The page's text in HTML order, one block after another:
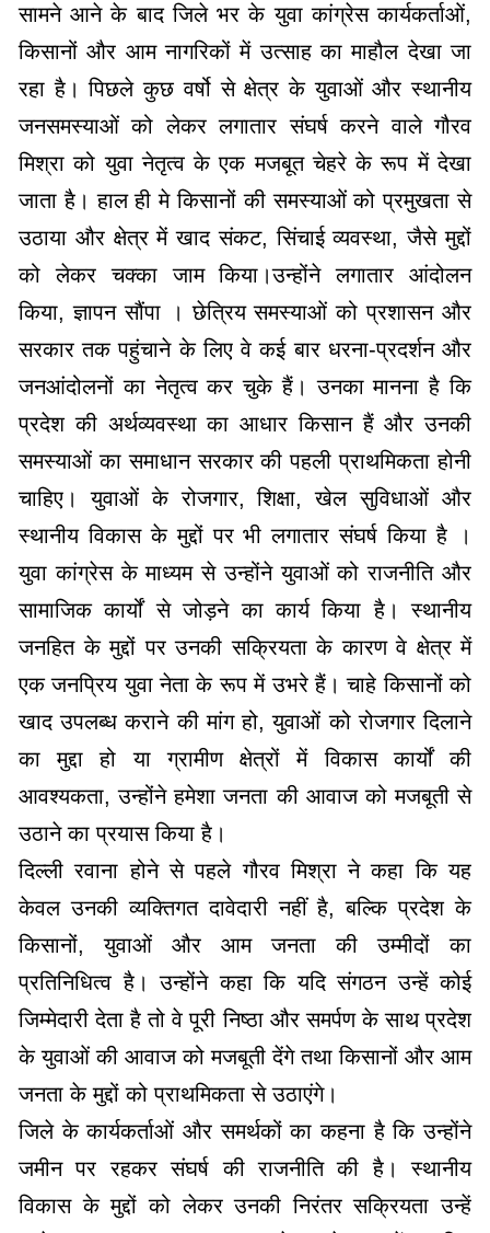
सामने आने के बाद जिले भर के युवा कांग्रेस कार्यकर्ताओं,
किसानों और आम नागरिकों में उत्साह का माहौल देखा जा
रहा है। पिछले कुछ वर्षो से क्षेत्र के युवाओं और स्थानीय
जनसमस्याओं को लेकर लगातार संघर्ष करने वाले गौरव
मिश्रा को युवा नेतृत्व के एक मजबूत चेहरे के रूप में देखा
जाता है। हाल ही मे किसानों की समस्याओं को प्रमुखता से
उठाया और क्षेत्र में खाद संकट, सिंचाई व्यवस्था, जैसे मुद्दों
को लेकर चक्का जाम किया।उन्होंने लगातार आंदोलन
किया, ज्ञापन सौंपा । छेत्रिय समस्याओं को प्रशासन और
सरकार तक पहुंचाने के लिए वे कई बार धरना-प्रदर्शन और
जनआंदोलनों का नेतृत्व कर चुके हैं। उनका मानना है कि
प्रदेश की अर्थव्यवस्था का आधार किसान हैं और उनकी
समस्याओं का समाधान सरकार की पहली प्राथमिकता होनी
चाहिए। युवाओं के रोजगार, शिक्षा, खेल सुविधाओं और
स्थानीय विकास के मुद्दों पर भी लगातार संघर्ष किया है ।
युवा कांग्रेस के माध्यम से उन्होंने युवाओं को राजनीति और
सामाजिक कार्यों से जोड़ने का कार्य किया है। स्थानीय
जनहित के मुद्दों पर उनकी सक्रियता के कारण वे क्षेत्र में
एक जनप्रिय युवा नेता के रूप में उभरे हैं। चाहे किसानों को
खाद उपलब्ध कराने की मांग हो, युवाओं को रोजगार दिलाने
का मुद्दा हो या ग्रामीण क्षेत्रों में विकास कार्यों की
आवश्यकता, उन्होंने हमेशा जनता की आवाज को मजबूती से
उठाने का प्रयास किया है।
दिल्ली रवाना होने से पहले गौरव मिश्रा ने कहा कि यह
केवल उनकी व्यक्तिगत दावेदारी नहीं है, बल्कि प्रदेश के
किसानों, युवाओं और आम जनता की उम्मीदों का
प्रतिनिधित्व है। उन्होंने कहा कि यदि संगठन उन्हें कोई
जिम्मेदारी देता है तो वे पूरी निष्ठा और समर्पण के साथ प्रदेश
के युवाओं की आवाज को मजबूती देंगे तथा किसानों और आम
जनता के मुद्दों को प्राथमिकता से उठाएंगे।
जिले के कार्यकर्ताओं और समर्थकों का कहना है कि उन्होंने
जमीन पर रहकर संघर्ष की राजनीति की है। स्थानीय
विकास के मुद्दों को लेकर उनकी निरंतर सक्रियता उन्हें